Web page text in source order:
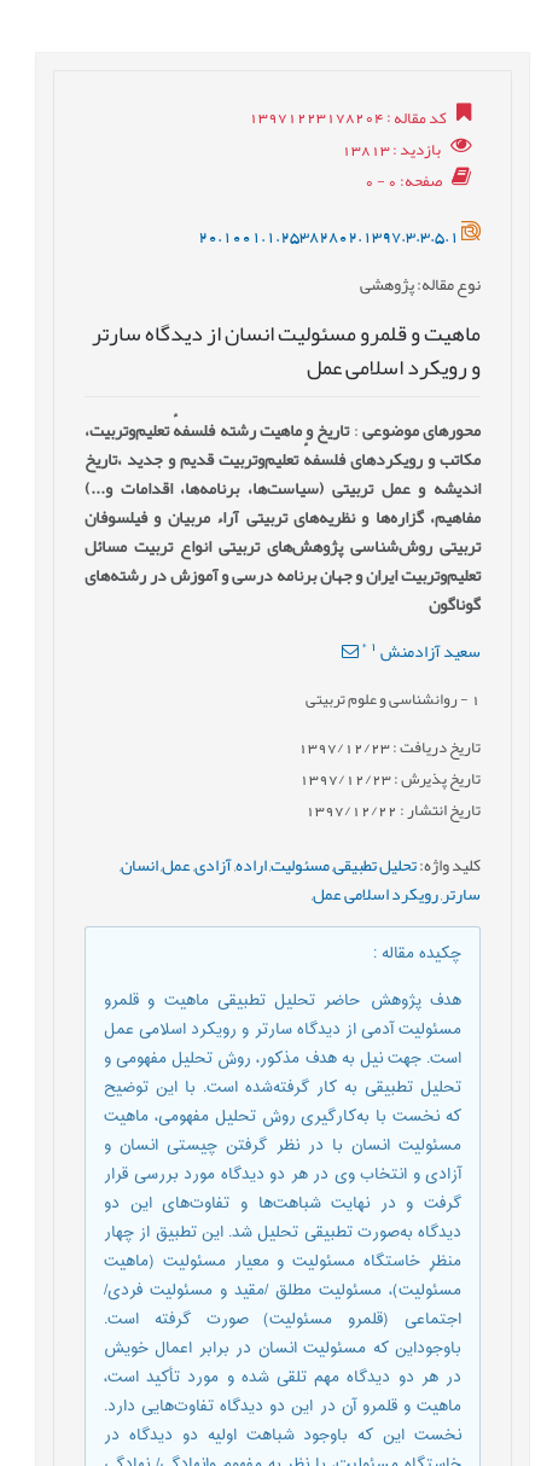
کد مقاله: 13971223178204
بازدید: 13813
صفحه: 0 - 0
20.1001.1.25382802.1397.3.3.5.1
نوع مقاله: پژوهشی
ماهیت و قلمرو مسئولیت انسان از دیدگاه سارتر
و رویکرد اسلامی عمل
محورهای موضوعی:تاریخ و ماهیت رشته فلسفهٔ ‌تعلیم‌وتربیت،
مکاتب و رویکردهای فلسفهٔ ‌تعلیم‌وتربیت قدیم و جدید ،تاریخ
اندیشه و عمل تربیتی (سیاست‌ها، برنامه‌ها، اقدامات و...)
مفاهیم، گزاره‌ها و نظریه‌های تربیتی آراء مربیان و فیلسوفان
تربیتی روش‌شناسی پژوهش‌های تربیتی انواع تربیت مسائل
تعلیم‌وتربیت ایران و جهان برنامه درسی و آموزش در رشته‌های
گوناگون
سعید آزادمنش *
- روانشناسی و علوم تربیتی
تاریخ دریافت : 1397/12/23
تاریخ پذیرش : 1397/12/23
تاریخ انتشار : 1397/12/22
کلید واژه:تحلیل تطبیقی,مسئولیت,اراده,آزادی,عمل,انسان,
سارتر,رویکرد اسلامی عمل,
چکیده مقاله:
هدف پژوهش حاضر تحلیل تطبیقی ماهیت و قلمرو
مسئولیت آدمی از دیدگاه سارتر و رویکرد اسلامی عمل
است. جهت نیل به هدف مذکور، روش تحلیل مفهومی و
تحلیل تطبیقی به کار گرفته‌شده است. با این توضیح
که نخست با به‌کارگیری روش تحلیل مفهومی، ماهیت
مسئولیت انسان با در نظر گرفتن چیستی انسان و
آزادی و انتخاب وی در هر دو دیدگاه مورد بررسی قرار
گرفت و در نهایت شباهت‌ها و تفاوت‌های این دو
دیدگاه به‌صورت تطبیقی تحلیل شد. این تطبیق از چهار
منظرِ خاستگاه مسئولیت و معیار مسئولیت (ماهیت
مسئولیت)، مسئولیت مطلق /مقید و مسئولیت فردی/
اجتماعی (قلمرو مسئولیت) صورت گرفته است.
باوجوداین که مسئولیت انسان در برابر اعمال خویش
در هر دو دیدگاه مهم تلقی شده و مورد تأکید است،
ماهیت و قلمرو آن در این دو دیدگاه تفاوت‌هایی دارد.
نخست این که باوجود شباهت اولیه دو دیدگاه در